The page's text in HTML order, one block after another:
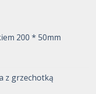
200 * 50mm
z grzechotką